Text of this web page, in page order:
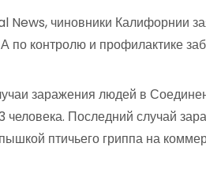
чиновники Калифорнии
контролю и профилактике
заражения людей в
человека. Последний случай
птичьего гриппа на